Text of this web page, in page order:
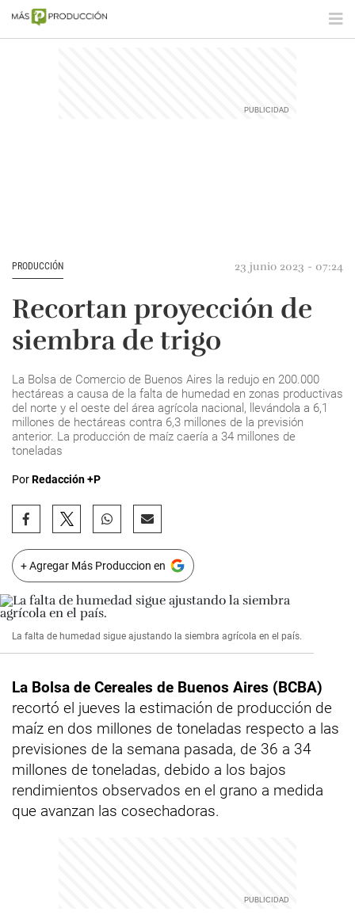
PRODUCCIÓN 23 junio 2023 - 07:24
Recortan proyección de
siembra de trigo
La Bolsa de Comercio de Buenos Aires la redujo en 200.000
hectáreas a causa de la falta de humedad en zonas productivas
del norte y el oeste del área agrícola nacional, llevándola a 6,1
millones de hectáreas contra 6,3 millones de la previsión
anterior. La producción de maíz caería a 34 millones de
toneladas
PorRedacción +P
+ Agregar Más Produccion en
La falta de humedad sigue ajustando la siembra agrícola en el país.
La Bolsa de Cereales de Buenos Aires (BCBA)
recortó el jueves la estimación de producción de
maíz en dos millones de toneladas respecto a las
previsiones de la semana pasada, de 36 a 34
millones de toneladas, debido a los bajos
rendimientos observados en el grano a medida
que avanzan las cosechadoras.